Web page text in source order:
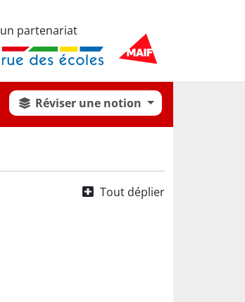
un partenariat
Réviser une notion
Tout déplier